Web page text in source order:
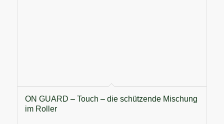
ON GUARD – Touch – die schützende Mischung
im Roller